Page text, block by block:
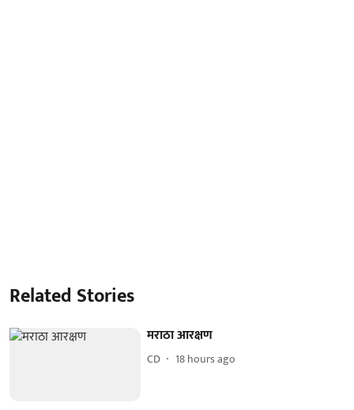
Related Stories
मराठा आरक्षण
CD 18 hours ago